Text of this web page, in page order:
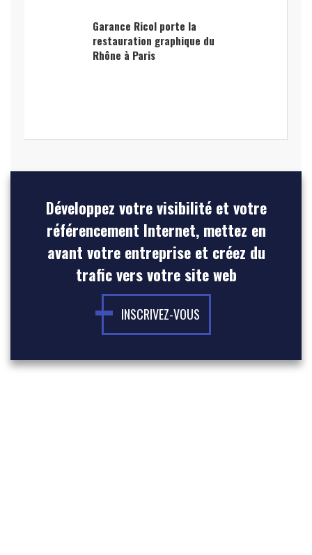
Garance Ricol porte la
restauration graphique du
Rhône à Paris
Développez votre visibilité et votre
référencement Internet, mettez en
avant votre entreprise et créez du
trafic vers votre site web
INSCRIVEZ-VOUS